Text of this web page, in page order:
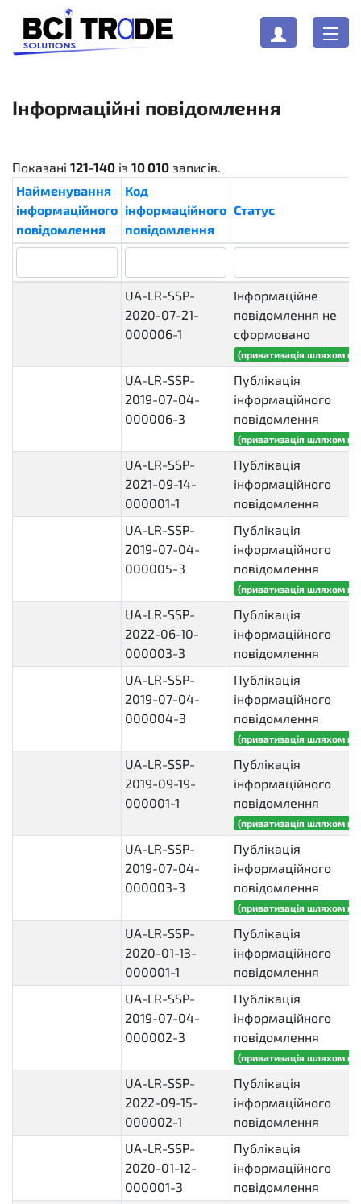
Інформаційні повідомлення
Показані 121-140 із 10 010 записів.
Найменування
інформаційного
повідомлення
Код
інформаційного
повідомлення
Статус
UA-LR-SSP-
2020-07-21-
000006-1
Інформаційне
повідомлення не
сформовано
(приватизація шляхом
UA-LR-SSP-
2019-07-04-
000006-3
Публікація
інформаційного
повідомлення
(приватизація шляхом
UA-LR-SSP-
2021-09-14-
000001-1
Публікація
інформаційного
повідомлення
UA-LR-SSP-
2019-07-04-
000005-3
Публікація
інформаційного
повідомлення
(приватизація шляхом
UA-LR-SSP-
2022-06-10-
000003-3
Публікація
інформаційного
повідомлення
UA-LR-SSP-
2019-07-04-
000004-3
Публікація
інформаційного
повідомлення
(приватизація шляхом
UA-LR-SSP-
2019-09-19-
000001-1
Публікація
інформаційного
повідомлення
(приватизація шляхом
UA-LR-SSP-
2019-07-04-
000003-3
Публікація
інформаційного
повідомлення
(приватизація шляхом
UA-LR-SSP-
2020-01-13-
000001-1
Публікація
інформаційного
повідомлення
UA-LR-SSP-
2019-07-04-
000002-3
Публікація
інформаційного
повідомлення
(приватизація шляхом
UA-LR-SSP-
2022-09-15-
000002-1
Публікація
інформаційного
повідомлення
UA-LR-SSP-
2020-01-12-
000001-3
Публікація
інформаційного
повідомлення